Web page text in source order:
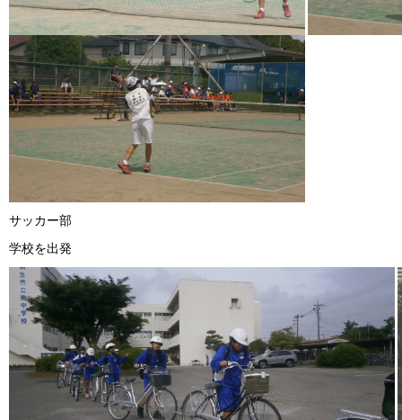
サッカー部
学校を出発